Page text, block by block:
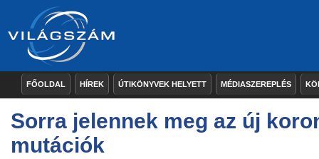
FŐOLDAL HÍREK ÚTIKÖNYVEK HELYETT MÉDIASZEREPLÉS
Sorra jelennek meg az új
mutációk